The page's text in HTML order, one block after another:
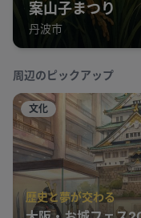
案山子まつり
丹波市
周辺のピックアップ
文化
歴史と夢が交わる